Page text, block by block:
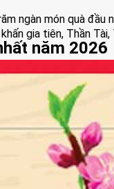
ngàn món quà đầu
gia tiên, Thần
năm 2026